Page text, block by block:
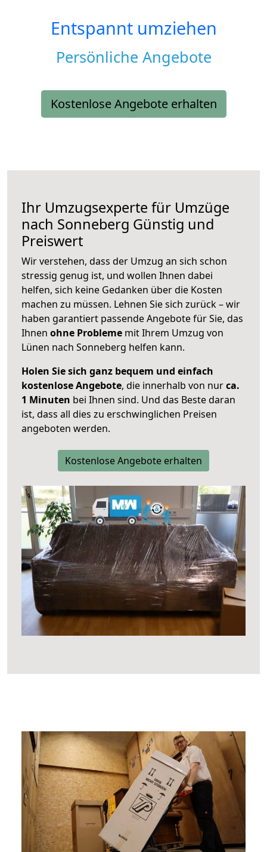
Entspannt umziehen
Persönliche Angebote
Kostenlose Angebote erhalten
Ihr Umzugsexperte für Umzüge
nach Sonneberg Günstig und
Preiswert
Wir verstehen, dass der Umzug an sich schon
stressig genug ist, und wollen Ihnen dabei
helfen, sich keine Gedanken über die Kosten
machen zu müssen. Lehnen Sie sich zurück – wir
haben garantiert passende Angebote für Sie, das
Ihnen ohne Probleme mit Ihrem Umzug von
Lünen nach Sonneberg helfen kann.
Holen Sie sich ganz bequem und einfach
kostenlose Angebote, die innerhalb von nurca.
1 Minuten bei Ihnen sind. Und das Beste daran
ist, dass all dies zu erschwinglichen Preisen
angeboten werden.
Kostenlose Angebote erhalten